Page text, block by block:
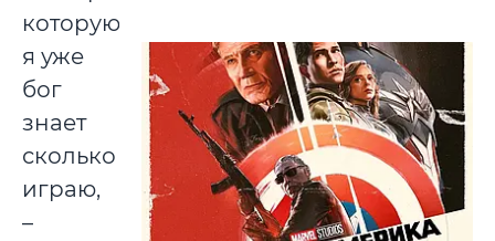
которую
я уже
бог
знает
сколько
играю,
–